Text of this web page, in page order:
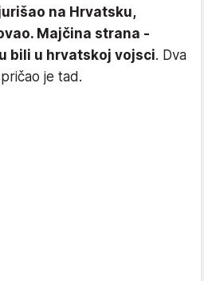
na Hrvatsku,
Majčina strana -
bili u hrvatskoj vojsci. Dva
je tad.